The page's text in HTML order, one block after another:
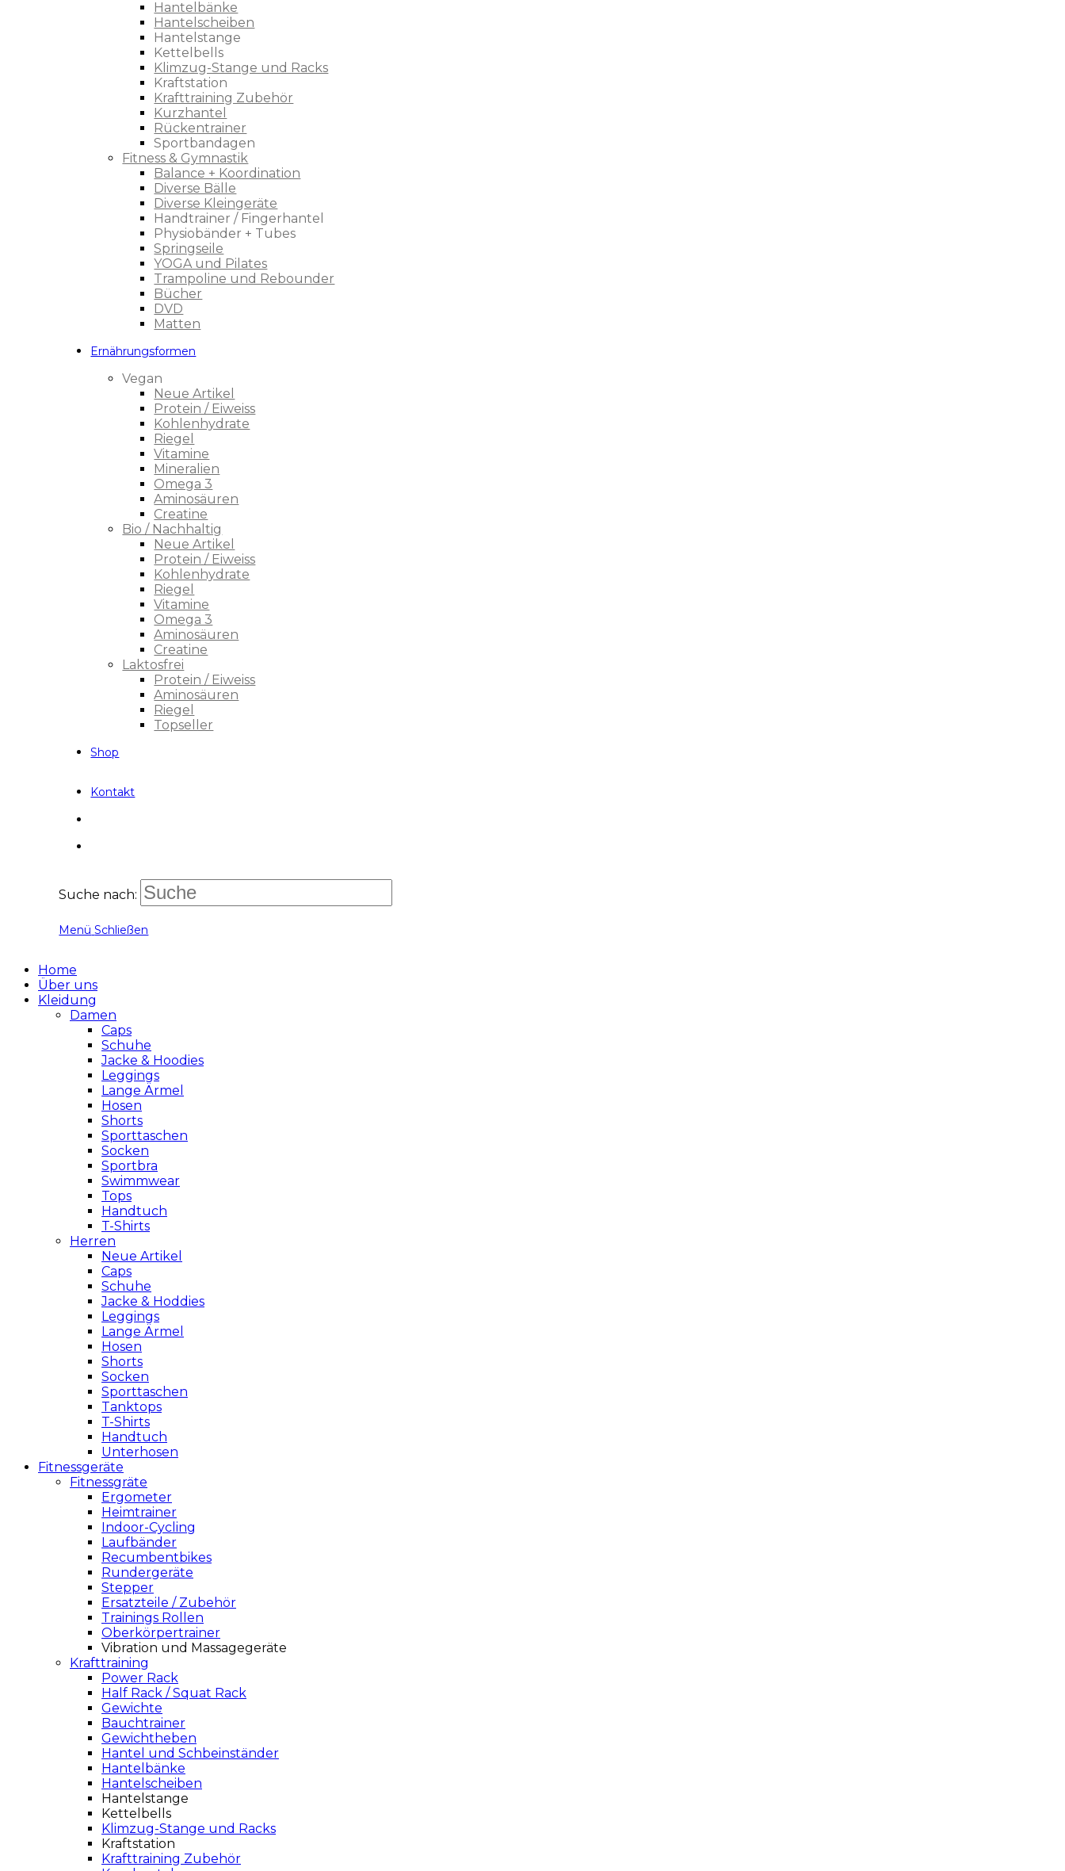
Hantelbänke
Hantelscheiben
Hantelstange
Kettelbells
Klimzug-Stange und Racks
Kraftstation
Krafttraining Zubehör
Kurzhantel
Rückentrainer
Sportbandagen
Fitness & Gymnastik
Balance + Koordination
Diverse Bälle
Diverse Kleingeräte
Handtrainer / Fingerhantel
Physiobänder + Tubes
Springseile
YOGA und Pilates
Trampoline und Rebounder
Bücher
DVD
Matten
Ernährungsformen
Vegan
Neue Artikel
Protein / Eiweiss
Kohlenhydrate
Riegel
Vitamine
Mineralien
Omega 3
Aminosäuren
Creatine
Bio / Nachhaltig
Neue Artikel
Protein / Eiweiss
Kohlenhydrate
Riegel
Vitamine
Omega 3
Aminosäuren
Creatine
Laktosfrei
Protein / Eiweiss
Aminosäuren
Riegel
Topseller
Shop
Kontakt
Suche nach:
Menü Schließen
Home
Über uns
Kleidung
Damen
Caps
Schuhe
Jacke & Hoodies
Leggings
Lange Ärmel
Hosen
Shorts
Sporttaschen
Socken
Sportbra
Swimmwear
Tops
Handtuch
T-Shirts
Herren
Neue Artikel
Caps
Schuhe
Jacke & Hoddies
Leggings
Lange Ärmel
Hosen
Shorts
Socken
Sporttaschen
Tanktops
T-Shirts
Handtuch
Unterhosen
Fitnessgeräte
Fitnessgräte
Ergometer
Heimtrainer
Indoor-Cycling
Laufbänder
Recumbentbikes
Rundergeräte
Stepper
Ersatzteile / Zubehör
Trainings Rollen
Oberkörpertrainer
Vibration und Massagegeräte
Krafttraining
Power Rack
Half Rack / Squat Rack
Gewichte
Bauchtrainer
Gewichtheben
Hantel und Schbeinständer
Hantelbänke
Hantelscheiben
Hantelstange
Kettelbells
Klimzug-Stange und Racks
Kraftstation
Krafttraining Zubehör